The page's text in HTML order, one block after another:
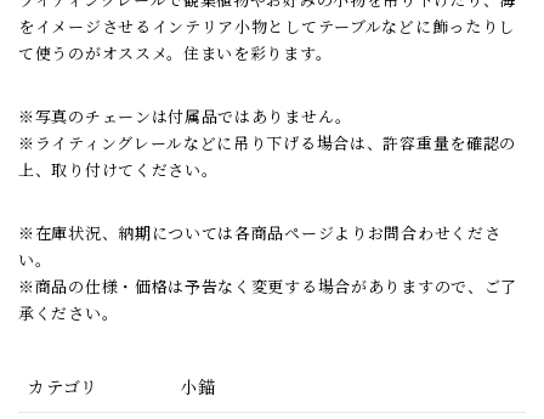
をイメージさせるインテリア小物としてテーブルなどに飾ったりし
て使うのがオススメ。住まいを彩ります。
※写真のチェーンは付属品ではありません。
※ライティングレールなどに吊り下げる場合は、許容重量を確認の
上、取り付けてください。
※在庫状況、納期については各商品ページよりお問合わせくださ
い。
※商品の仕様・価格は予告なく変更する場合がありますので、ご了
承ください。
カテゴリ 小錨